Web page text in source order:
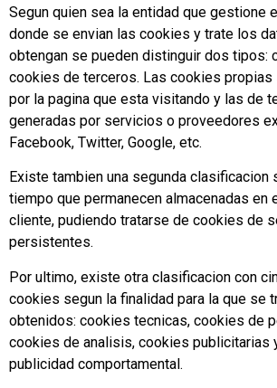
Segun quien sea la entidad que gestione
donde se envian las cookies y trate los
obtengan se pueden distinguir dos tipos:
cookies de terceros. Las cookies propias
por la pagina que esta visitando y las de
generadas por servicios o proveedores
Facebook, Twitter, Google, etc.
Existe tambien una segunda clasificacion
tiempo que permanecen almacenadas en
cliente, pudiendo tratarse de cookies de
persistentes.
Por ultimo, existe otra clasificacion con
cookies segun la finalidad para la que se
obtenidos: cookies tecnicas, cookies de
cookies de analisis, cookies publicitarias
publicidad comportamental.